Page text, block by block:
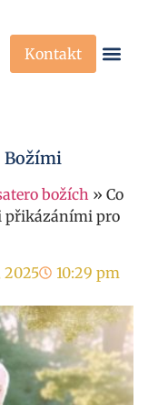
Kontakt
Božími
božích » Co
přikázáními pro
2025
10:29 pm